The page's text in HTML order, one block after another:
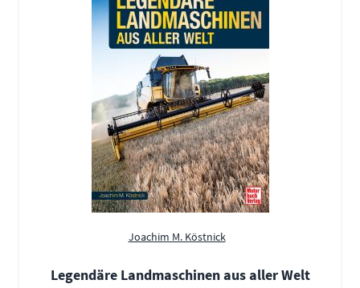
Joachim M. Köstnick
Legendäre Landmaschinen aus aller Welt